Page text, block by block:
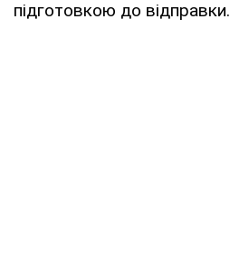
підготовкою до відправки.